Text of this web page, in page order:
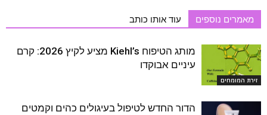
מאמרים נוספים עוד אותו כותב
זירת המומחים
מותג הטיפוח Kiehl’s מציע לקיץ 2026: קרם
עיניים אבוקדו
הדור החדש לטיפול בעיגולים כהים וקמטים